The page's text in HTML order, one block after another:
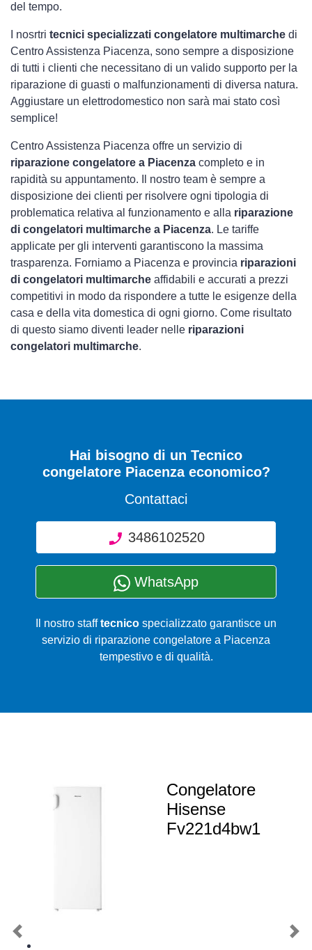
del tempo.
I nosrtri tecnici specializzati congelatore multimarche di
Centro Assistenza Piacenza, sono sempre a disposizione
di tutti i clienti che necessitano di un valido supporto per la
riparazione di guasti o malfunzionamenti di diversa natura.
Aggiustare un elettrodomestico non sarà mai stato così
semplice!
Centro Assistenza Piacenza offre un servizio di
riparazione congelatore a Piacenza completo e in
rapidità su appuntamento. Il nostro team è sempre a
disposizione dei clienti per risolvere ogni tipologia di
problematica relativa al funzionamento e alla riparazione
di congelatori multimarche a Piacenza. Le tariffe
applicate per gli interventi garantiscono la massima
trasparenza. Forniamo a Piacenza e provincia riparazioni
di congelatori multimarche affidabili e accurati a prezzi
competitivi in modo da rispondere a tutte le esigenze della
casa e della vita domestica di ogni giorno. Come risultato
di questo siamo diventi leader nelle riparazioni
congelatori multimarche.
Hai bisogno di un Tecnico
congelatore Piacenza economico?
Contattaci
3486102520
WhatsApp
Il nostro stafftecnico specializzato garantisce un
servizio di riparazione congelatore a Piacenza
tempestivo e di qualità.
Congelatore
Hisense
Fv221d4bw1
Previous